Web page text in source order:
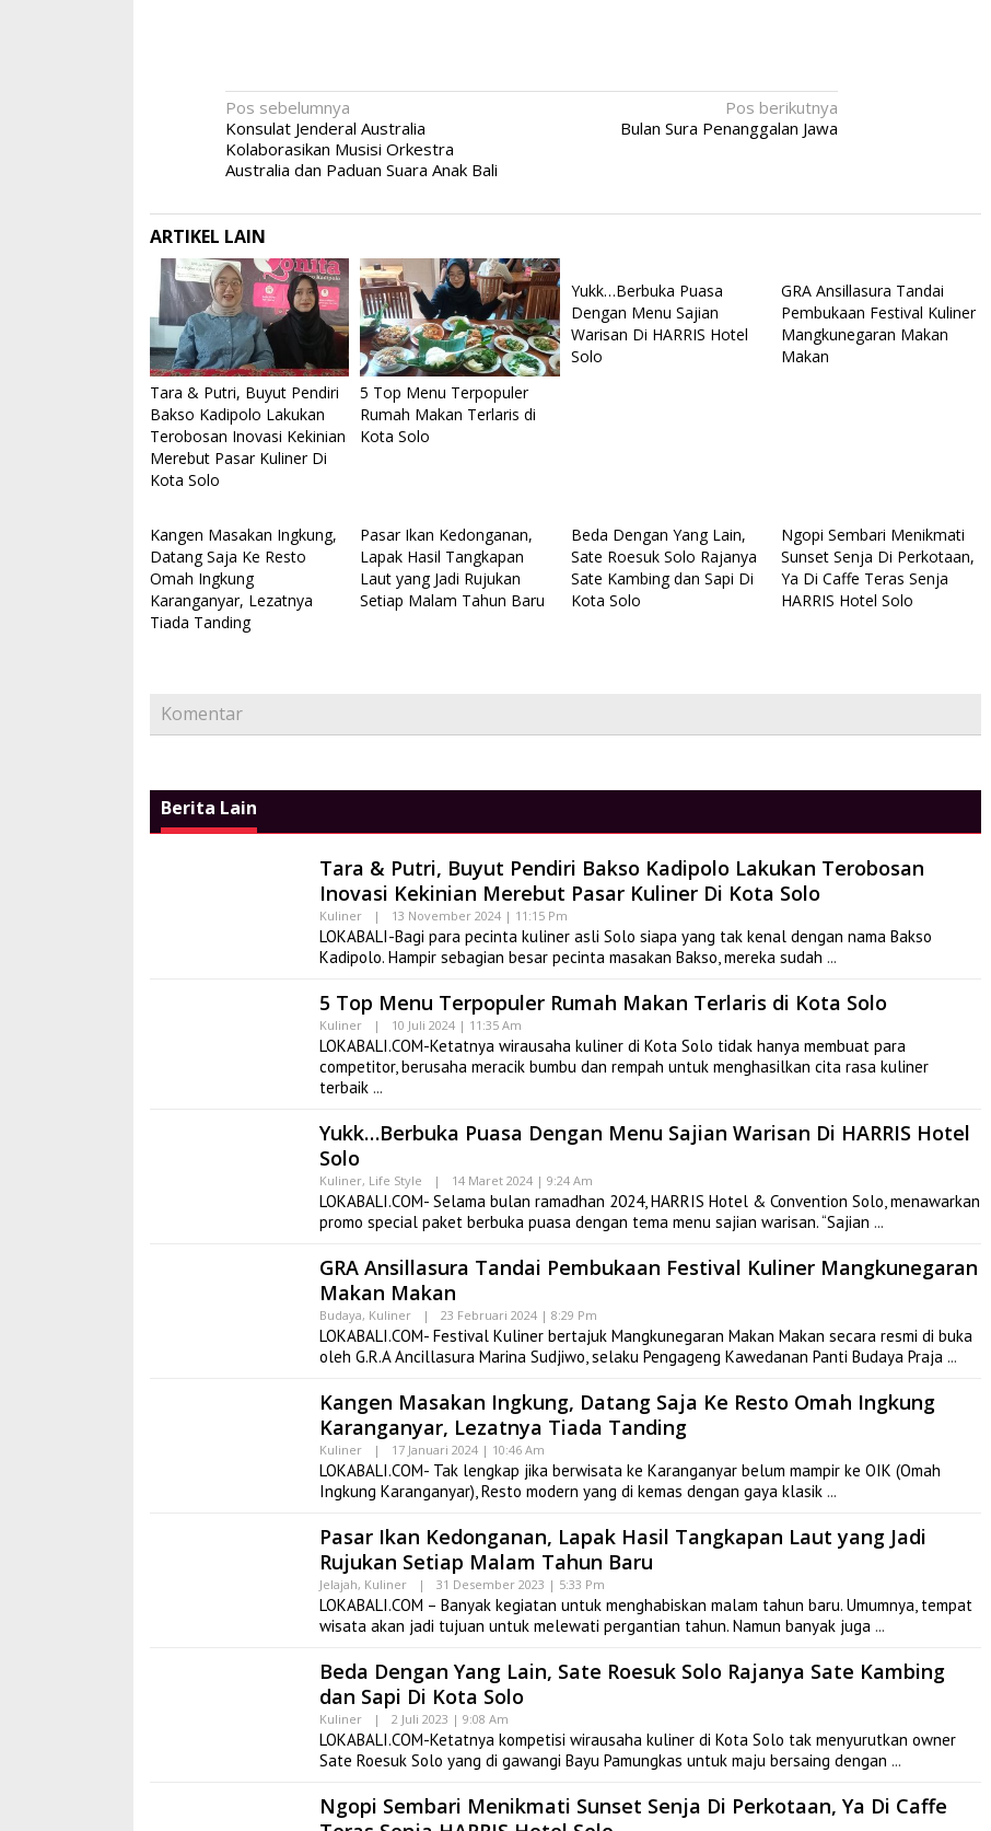
Navigasi
pos
Pos sebelumnya
Konsulat Jenderal Australia
Kolaborasikan Musisi Orkestra
Australia dan Paduan Suara Anak Bali
Pos berikutnya
Bulan Sura Penanggalan Jawa
ARTIKEL LAIN
Tara & Putri, Buyut Pendiri
Bakso Kadipolo Lakukan
Terobosan Inovasi Kekinian
Merebut Pasar Kuliner Di
Kota Solo
5 Top Menu Terpopuler
Rumah Makan Terlaris di
Kota Solo
Yukk…Berbuka Puasa
Dengan Menu Sajian
Warisan Di HARRIS Hotel
Solo
GRA Ansillasura Tandai
Pembukaan Festival Kuliner
Mangkunegaran Makan
Makan
Kangen Masakan Ingkung,
Datang Saja Ke Resto
Omah Ingkung
Karanganyar, Lezatnya
Tiada Tanding
Pasar Ikan Kedonganan,
Lapak Hasil Tangkapan
Laut yang Jadi Rujukan
Setiap Malam Tahun Baru
Beda Dengan Yang Lain,
Sate Roesuk Solo Rajanya
Sate Kambing dan Sapi Di
Kota Solo
Ngopi Sembari Menikmati
Sunset Senja Di Perkotaan,
Ya Di Caffe Teras Senja
HARRIS Hotel Solo
Komentar
Berita Lain
Tara & Putri, Buyut Pendiri Bakso Kadipolo Lakukan Terobosan
Inovasi Kekinian Merebut Pasar Kuliner Di Kota Solo
Kuliner | 13 November 2024 | 11:15 Pm
LOKABALI-Bagi para pecinta kuliner asli Solo siapa yang tak kenal dengan nama Bakso
Kadipolo. Hampir sebagian besar pecinta masakan Bakso, mereka sudah
5 Top Menu Terpopuler Rumah Makan Terlaris di Kota Solo
Kuliner | 10 Juli 2024 | 11:35 Am
LOKABALI.COM-Ketatnya wirausaha kuliner di Kota Solo tidak hanya membuat para
competitor, berusaha meracik bumbu dan rempah untuk menghasilkan cita rasa kuliner
terbaik
Yukk…Berbuka Puasa Dengan Menu Sajian Warisan Di HARRIS Hotel
Solo
Kuliner, Life Style | 14 Maret 2024 | 9:24 Am
LOKABALI.COM- Selama bulan ramadhan 2024, HARRIS Hotel & Convention Solo, menawarkan
promo special paket berbuka puasa dengan tema menu sajian warisan. “Sajian
GRA Ansillasura Tandai Pembukaan Festival Kuliner Mangkunegaran
Makan Makan
Budaya, Kuliner | 23 Februari 2024 | 8:29 Pm
LOKABALI.COM- Festival Kuliner bertajuk Mangkunegaran Makan Makan secara resmi di buka
oleh G.R.A Ancillasura Marina Sudjiwo, selaku Pengageng Kawedanan Panti Budaya Praja
Kangen Masakan Ingkung, Datang Saja Ke Resto Omah Ingkung
Karanganyar, Lezatnya Tiada Tanding
Kuliner | 17 Januari 2024 | 10:46 Am
LOKABALI.COM- Tak lengkap jika berwisata ke Karanganyar belum mampir ke OIK (Omah
Ingkung Karanganyar), Resto modern yang di kemas dengan gaya klasik
Pasar Ikan Kedonganan, Lapak Hasil Tangkapan Laut yang Jadi
Rujukan Setiap Malam Tahun Baru
Jelajah, Kuliner | 31 Desember 2023 | 5:33 Pm
LOKABALI.COM – Banyak kegiatan untuk menghabiskan malam tahun baru. Umumnya, tempat
wisata akan jadi tujuan untuk melewati pergantian tahun. Namun banyak juga
Beda Dengan Yang Lain, Sate Roesuk Solo Rajanya Sate Kambing
dan Sapi Di Kota Solo
Kuliner | 2 Juli 2023 | 9:08 Am
LOKABALI.COM-Ketatnya kompetisi wirausaha kuliner di Kota Solo tak menyurutkan owner
Sate Roesuk Solo yang di gawangi Bayu Pamungkas untuk maju bersaing dengan
Ngopi Sembari Menikmati Sunset Senja Di Perkotaan, Ya Di Caffe
Tony Q dan Album Kompilasi Bali
27 Juli 2019 | 10:38 Am
Eksotisme Tarian Lumba-Lumba di
Pantai ‘Dolphin’ Lovina
Di Spot, Vlog
Malam Amal Hatten Wines